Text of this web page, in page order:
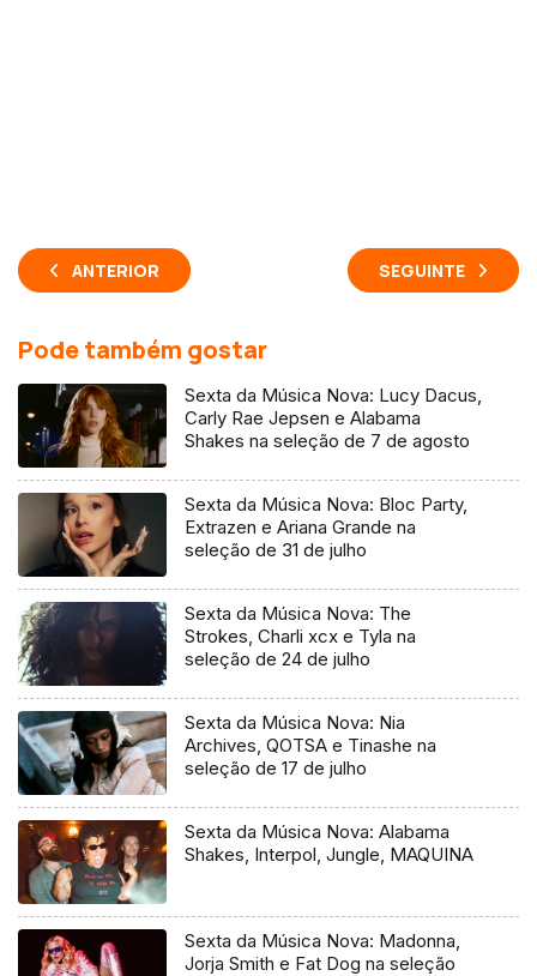
ANTERIOR SEGUINTE
Pode também gostar
Sexta da Música Nova: Lucy Dacus,
Carly Rae Jepsen e Alabama
Shakes na seleção de 7 de agosto
Sexta da Música Nova: Bloc Party,
Extrazen e Ariana Grande na
seleção de 31 de julho
Sexta da Música Nova: The
Strokes, Charli xcx e Tyla na
seleção de 24 de julho
Sexta da Música Nova: Nia
Archives, QOTSA e Tinashe na
seleção de 17 de julho
Sexta da Música Nova: Alabama
Shakes, Interpol, Jungle, MAQUINA
Sexta da Música Nova: Madonna,
Jorja Smith e Fat Dog na seleção